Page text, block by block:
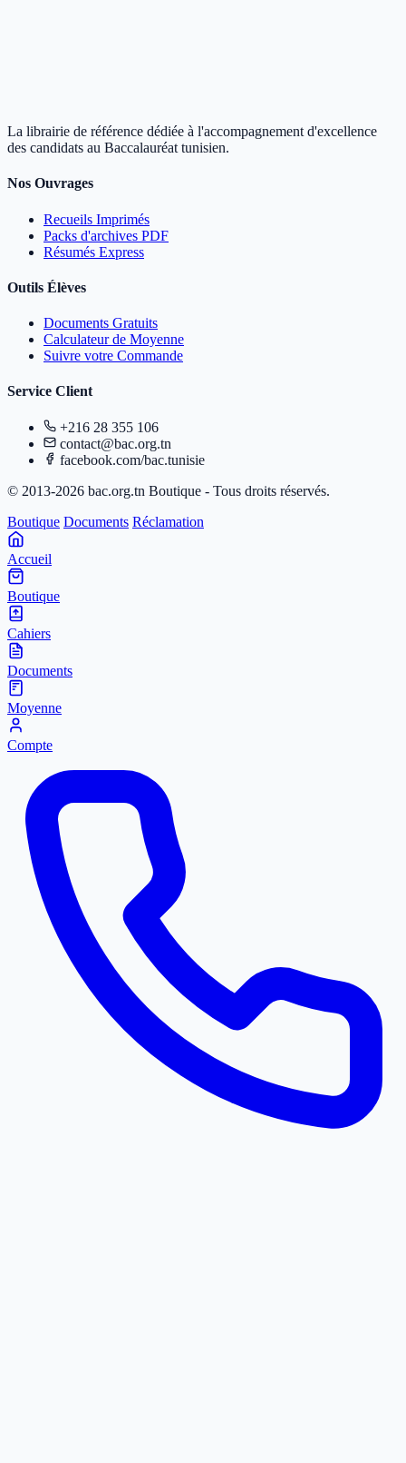
La librairie de référence dédiée à l'accompagnement d'excellence
des candidats au Baccalauréat tunisien.
Nos Ouvrages
Recueils Imprimés
Packs d'archives PDF
Résumés Express
Outils Élèves
Documents Gratuits
Calculateur de Moyenne
Suivre votre Commande
Service Client
+216 28 355 106
contact@bac.org.tn
facebook.com/bac.tunisie
© 2013-2026 bac.org.tn Boutique - Tous droits réservés.
Boutique Documents Réclamation
Accueil
Boutique
Cahiers
Documents
Moyenne
Compte